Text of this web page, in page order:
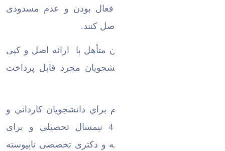
اقدام و همچنین نسبت به فعال بودن و عدم مسدودی
شماره شبای خود اطمینان حاصل کنند.
-مبلغ وام تحصيلي دانشجويان متأهل با ارائه اصل و کپی
سند ازدواج، تا دو برابر دانشجويان مجرد قابل پرداخت
سنوات مجاز درخواست وام براي دانشجویان كارداني و
کارشناسی ارشد ناپیوسته 4 نیمسال تحصیلی و برای
دانشجویان کارشناسی پیوسته و دکتری تخصصی ناپیوسته